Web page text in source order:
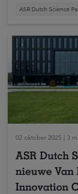
ASR Dutch Science
02 oktober 2025 | 3
ASR Dutch
nieuwe Van
Innovation